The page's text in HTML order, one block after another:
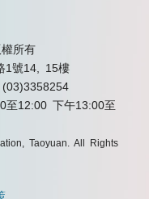
所有
1號14, 15樓
(03)3358254
至12:00 下午13:00至
Taoyuan. All Rights